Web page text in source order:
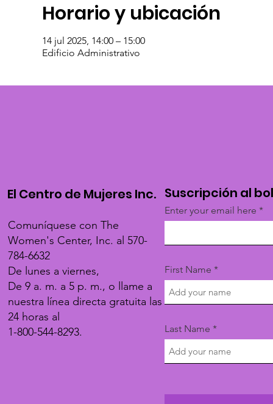
Horario y ubicación
14 jul 2025, 14:00 – 15:00
Edificio Administrativo
El Centro de Mujeres Inc.
Comuníquese con The
Women's Center, Inc. al 570-
784-6632
De lunes a viernes,
De 9 a. m. a 5 p. m., o llame a
nuestra línea directa gratuita las
24 horas al
1-800-544-8293.
Suscripción al
Enter your email here
First Name
Last Name